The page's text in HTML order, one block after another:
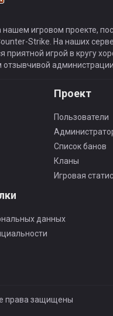
нашем игровом проекте,
Strike. На наших
приятной игрой в кругу
отзывчивой
Проект
Пользователи
Список банов
Кланы
Игровая
данных
права защищены